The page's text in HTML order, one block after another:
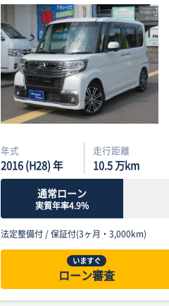
年式
2016 (H28) 年
走行距離
10.5万km
通常ローン
実質年率4.9%
法定整備付 /保証付(3ヶ月・3,000km)
いますぐ
ローン審査